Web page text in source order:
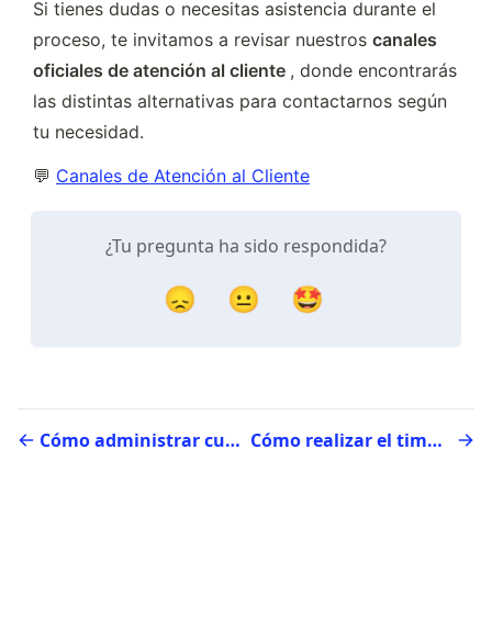
Si tienes dudas o necesitas asistencia durante el
proceso, te invitamos a revisar nuestros canales
oficiales de atención al cliente , donde encontrarás
las distintas alternativas para contactarnos según
tu necesidad.
💬 Canales de Atención al Cliente
¿Tu pregunta ha sido respondida?
😞 😐 🤩
Cómo administrar cuenta en Espacio de Trabajo Cómo realizar el timbraje y carga de folios en Espacio de Trabajo